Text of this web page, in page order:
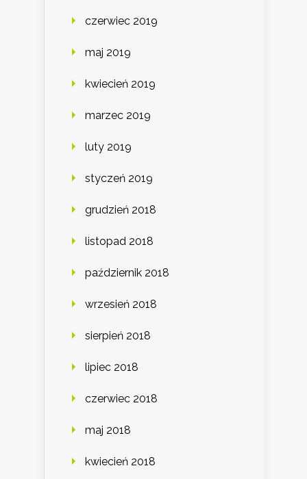
czerwiec 2019
maj 2019
kwiecień 2019
marzec 2019
luty 2019
styczeń 2019
grudzień 2018
listopad 2018
październik 2018
wrzesień 2018
sierpień 2018
lipiec 2018
czerwiec 2018
maj 2018
kwiecień 2018